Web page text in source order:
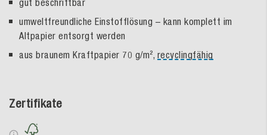
gut beschriftbar
umweltfreundliche Einstofflösung – kann komplett im
Altpapier entsorgt werden
aus braunem Kraftpapier 70 g/m², recyclingfähig
Zertifikate